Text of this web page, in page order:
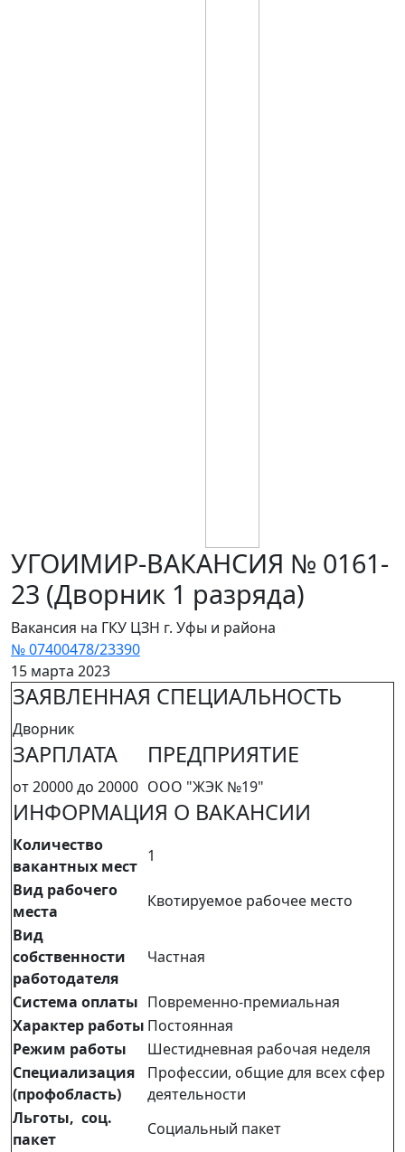
УГОИМИР-ВАКАНСИЯ № 0161-
23 (Дворник 1 разряда)
Вакансия на ГКУ ЦЗН г. Уфы и района
№ 07400478/23390
15 марта 2023
ЗАЯВЛЕННАЯ СПЕЦИАЛЬНОСТЬ
Дворник
ЗАРПЛАТА ПРЕДПРИЯТИЕ
от 20000 до 20000 ООО "ЖЭК №19"
ИНФОРМАЦИЯ О ВАКАНСИИ
Количество
вакантных мест
1
Вид рабочего
места
Квотируемое рабочее место
Вид
собственности
работодателя
Частная
Система оплаты Повременно-премиальная
Характер работы Постоянная
Режим работы
Шестидневная рабочая неделя
Специализация
(профобласть)
Профессии, общие для всех сфер
деятельности
Льготы, соц.
пакет
Социальный пакет